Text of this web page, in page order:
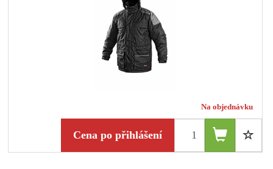
Na objednávku
Cena po přihlášení